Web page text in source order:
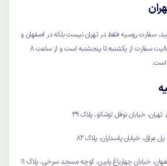
سفارت روسیه فقط در تهران نیست بلکه در اصفهان و
رشت هم وجود دارد. روزهای فعالیت سفارت از یکشنبه تا پنجشنبه است و از ساعت 8
: تهران، خیابان نوفل لوشاتو، پلاک 39
عراق، خیابان پاسداران، پلاک 82
خیابان چهارباغ پایین، کوچه مسجد سرخی، پلاک 11